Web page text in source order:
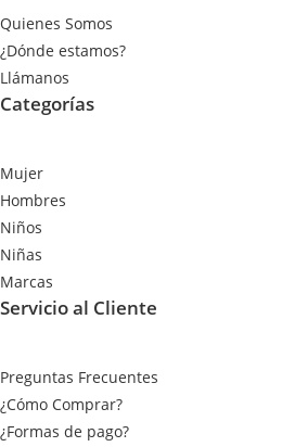
Quienes Somos
¿Dónde estamos?
Llámanos
Categorías
Mujer
Hombres
Niños
Niñas
Marcas
Servicio al Cliente
Preguntas Frecuentes
¿Cómo Comprar?
¿Formas de pago?